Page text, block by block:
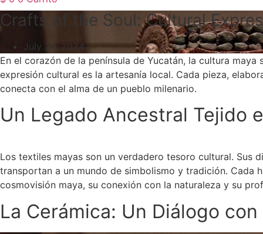
Crafts of the Soul: Cultural
July 24, 2024
En el corazón de la península de Yucatán, la cultura
expresión cultural es la artesanía local. Cada pieza,
conecta con el alma de un pueblo milenario.
Un Legado Ancestral Tejido
Los textiles mayas son un verdadero tesoro cultural. Sus
transportan a un mundo de simbolismo y tradición. Cada
cosmovisión maya, su conexión con la naturaleza y su
La Cerámica: Un Diálogo